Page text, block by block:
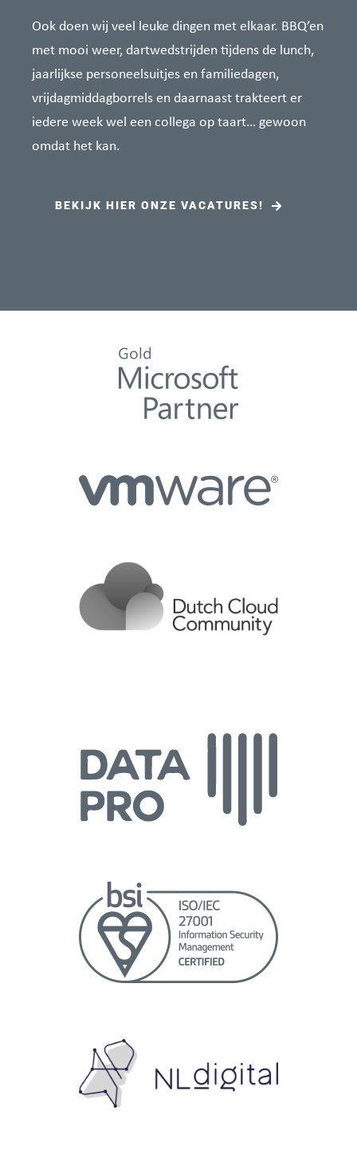
Ook doen wij veel leuke dingen met elkaar. BBQ’en
met mooi weer, dartwedstrijden tijdens de lunch,
jaarlijkse personeelsuitjes en familiedagen,
vrijdagmiddagborrels en daarnaast trakteert er
iedere week wel een collega op taart… gewoon
omdat het kan.
BEKIJK HIER ONZE VACATURES!